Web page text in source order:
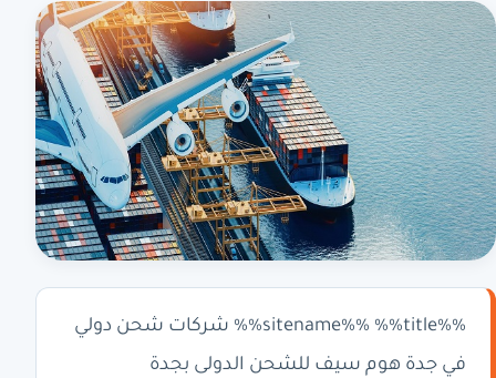
%%sitename%% %%title%% شركات شحن دولي
في جدة هوم سيف للشحن الدولى بجدة